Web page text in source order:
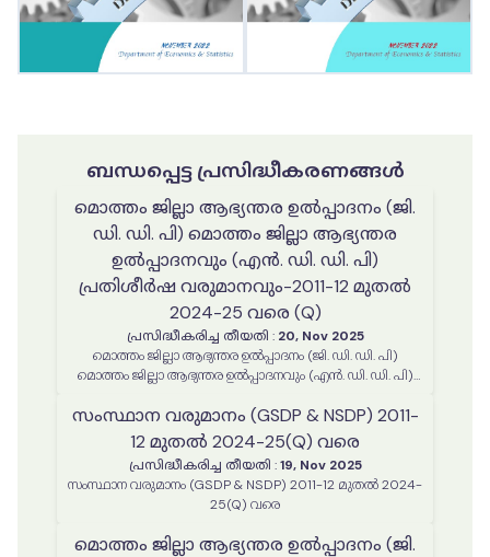
ബന്ധപ്പെട്ട പ്രസിദ്ധീകരണങ്ങൾ
മൊത്തം ജില്ലാ ആഭ്യന്തര ഉൽപ്പാദനം (ജി.
ഡി. ഡി. പി) മൊത്തം ജില്ലാ ആഭ്യന്തര
ഉൽപ്പാദനവും (എൻ. ഡി. ഡി. പി)
പ്രതിശീർഷ വരുമാനവും-2011-12 മുതൽ
2024-25 വരെ (Q)
പ്രസിദ്ധീകരിച്ച തീയതി : 20, Nov 2025
മൊത്തം ജില്ലാ ആഭ്യന്തര ഉൽപ്പാദനം (ജി. ഡി. ഡി. പി)
മൊത്തം ജില്ലാ ആഭ്യന്തര ഉൽപ്പാദനവും (എൻ. ഡി. ഡി. പി)
സംസ്ഥാന വരുമാനം (GSDP & NSDP) 2011-
12 മുതൽ 2024-25(Q) വരെ
പ്രസിദ്ധീകരിച്ച തീയതി : 19, Nov 2025
സംസ്ഥാന വരുമാനം (GSDP & NSDP) 2011-12 മുതൽ 2024-
25(Q) വരെ
മൊത്തം ജില്ലാ ആഭ്യന്തര ഉൽപ്പാദനം (ജി.